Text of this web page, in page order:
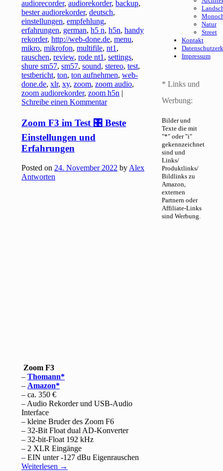
audiorecorder,audiorekorder,backup,
bester audiorekorder,deutsch,
einstellungen,empfehlung,
erfahrungen, german,h5 n,h5n,handy
rekorder,http://web-done.de,menu,
mikro,mikrofon,multifile,nt1,
rauschen,review,rode nt1,settings,
shure sm57,sm57,sound,stereo,test,
testbericht,ton,ton aufnehmen,web-
done.de,xlr,xy,zoom,zoom audio,
zoom audiorekorder,zoom h5n |
Schreibe einen Kommentar
Zoom F3 im Test 🎛️ Beste
Einstellungen und
Erfahrungen
Posted on 24. November 2022 by Alex
Antworten
Zoom F3
–Thomann
– Amazon
– ca. 350 €
– Audio Rekorder und USB-Audio
Interface
– kleine Bruder des Zoom F6
– 32-Bit Float dual AD-Konverter
– 32-bit-Float 192 kHz
– 2 XLR Eingänge
– EIN unter -127 dBu Eigenrauschen
Weiterlesen →
Natur
Street
Kontakt
Impressum
* Links und
Werbung:
Bilder und
Texte die mit
"*" oder "i"
gekennzeichnet
sind und
Links/
Produktlinks/
Bildlinks zu
Amazon,
externen
Partnern oder
Affiliate-Links
sind Werbung.